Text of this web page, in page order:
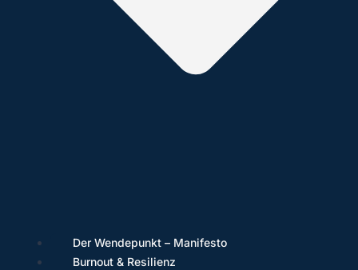
Der Wendepunkt – Manifesto
Burnout & Resilienz